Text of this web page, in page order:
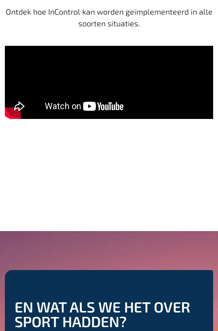
Ontdek hoe InControl kan worden geïmplementeerd in alle
soorten situaties.
EN WAT ALS WE HET OVER
SPORT HADDEN?